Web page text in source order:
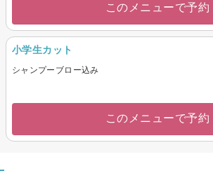
このメニューで予約
小学生カット
シャンプーブロー込み
このメニューで予約